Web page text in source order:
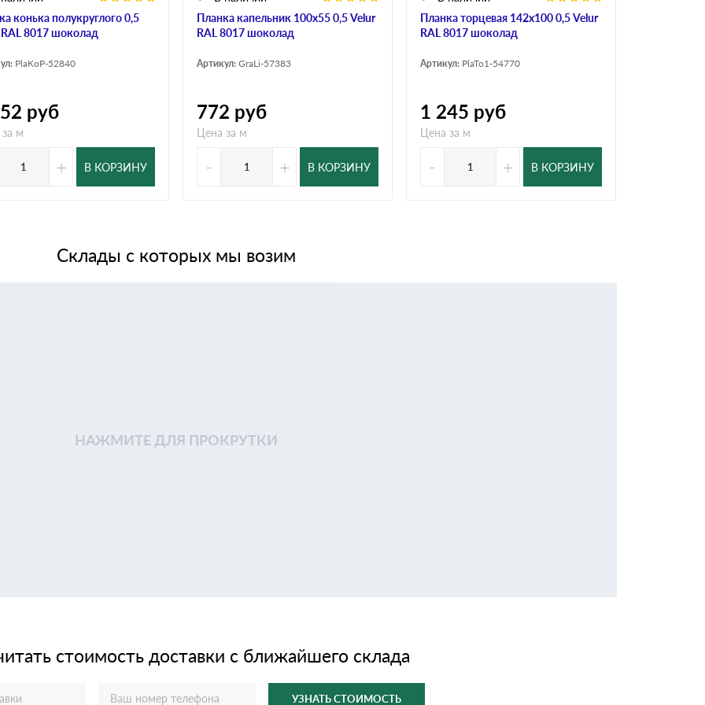
конька полукруглого 0,5
8017 шоколад
PlaKoP-52840
руб
м
+ В КОРЗИНУ
Планка капельник 100х55 0,5 Velur
RAL 8017 шоколад
Артикул: GraLi-57383
772 руб
Цена за м
- + В КОРЗИНУ
Планка торцевая 142х100 0,5 Velur
RAL 8017 шоколад
Артикул: PlaTo1-54770
1 245 руб
Цена за м
- + В КОРЗИНУ
Склады с которых мы возим
НАЖМИТЕ ДЛЯ ПРОКРУТКИ
стоимость доставки с ближайшего склада
УЗНАТЬ СТОИМОСТЬ